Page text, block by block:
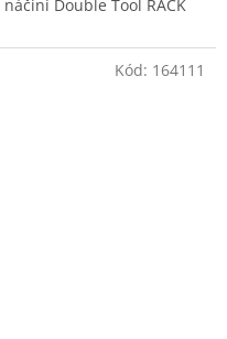
Double Tool RACK
Kód: 164111